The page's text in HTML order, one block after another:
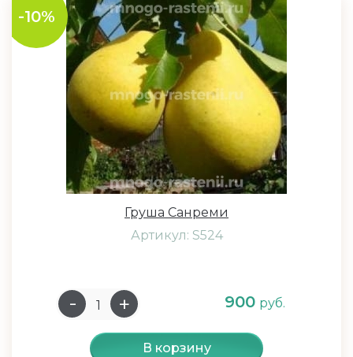
-10%
Груша Санреми
Артикул: S524
900 руб.
В корзину